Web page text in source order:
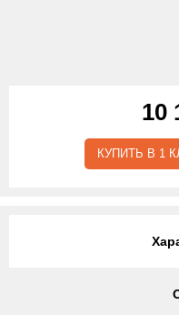
10
КУПИТЬ В 1